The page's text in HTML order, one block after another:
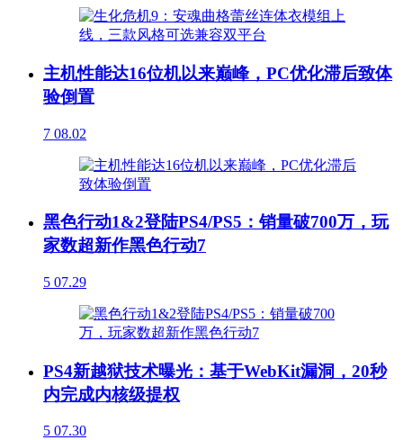
主机性能达16位机以来巅峰，PC优化滞后致体
验倒置
7 08.02
黑色行动1&2登陆PS4/PS5：销量破700万，玩
家数超新作黑色行动7
5 07.29
PS4新越狱技术曝光：基于WebKit漏洞，20秒
内完成内核级提权
5 07.30